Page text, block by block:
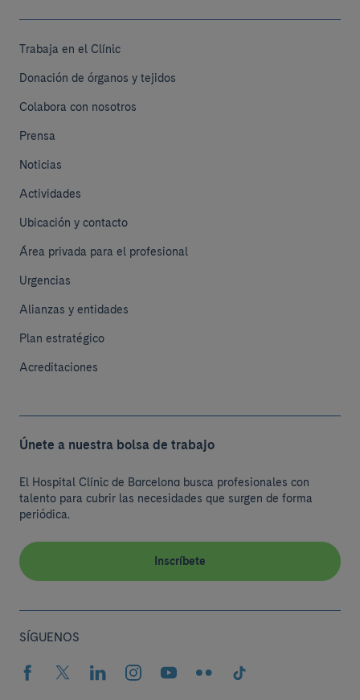
Trabaja en el Clínic
Donación de órganos y tejidos
Colabora con nosotros
Prensa
Noticias
Actividades
Ubicación y contacto
Área privada para el profesional
Urgencias
Alianzas y entidades
Plan estratégico
Acreditaciones
Únete a nuestra bolsa de trabajo
El Hospital Clínic de Barcelona busca profesionales con
talento para cubrir las necesidades que surgen de forma
periódica.
Inscríbete
SÍGUENOS